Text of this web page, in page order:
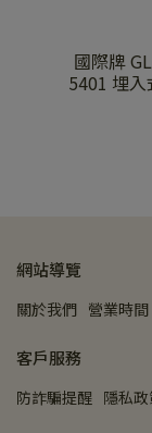
國際牌
5401 埋
網站導覽
關於我們 營業時間
客戶服務
防詐騙提醒 隱私